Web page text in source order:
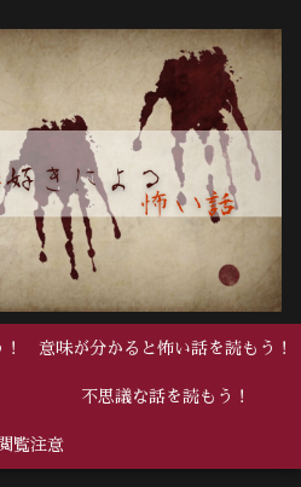
意味が分かると怖い話を読もう！
不思議な話を読もう！
閲覧注意